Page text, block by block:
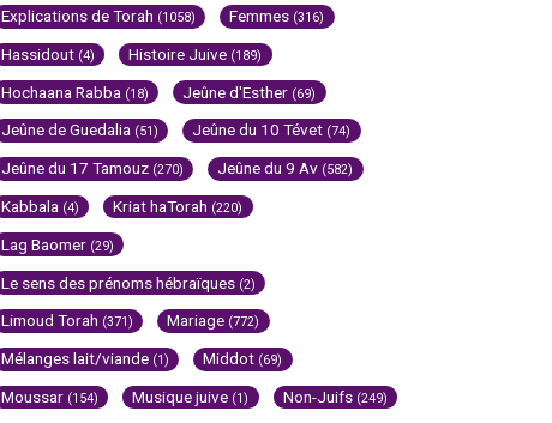
Explications de Torah (1058) Femmes (316)
Hassidout (4) Histoire Juive (189)
Hochaana Rabba (18) Jeûne d'Esther (69)
Jeûne de Guedalia (51) Jeûne du 10 Tévet (74)
Jeûne du 17 Tamouz (270) Jeûne du 9 Av (582)
Kabbala (4) Kriat haTorah (220)
Lag Baomer (29)
Le sens des prénoms hébraïques (2)
Limoud Torah (371) Mariage (772)
Mélanges lait/viande (1) Middot (69)
Moussar (154) Musique juive (1) Non-Juifs (249)